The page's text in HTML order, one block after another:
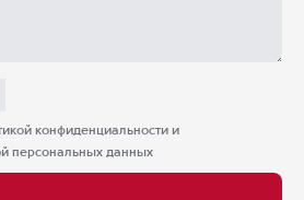
конфиденциальности и
персональных данных